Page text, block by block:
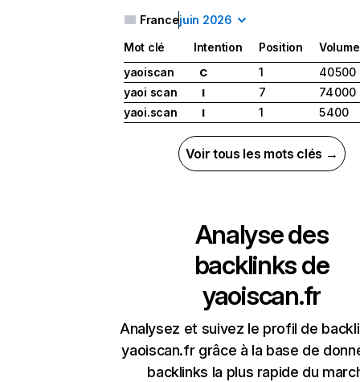
Francejuin 2026
Mot clé Intention Position
Volume
yaoiscan
C 1
40 500
yaoi scan
I 7
74 000
yaoi.scan
I 1 5 400
Voir tous les mots clés →
Analyse des
backlinks de
yaoiscan.fr
Analysez et suivez le profil de
yaoiscan.fr grâce à la base de
backlinks la plus rapide du